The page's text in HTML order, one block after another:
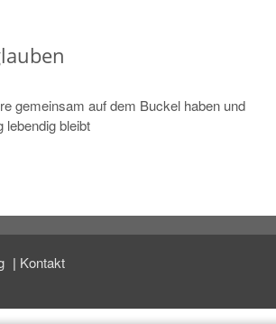
gemeinsam auf dem Buckel haben und
lebendig bleibt
Kontakt